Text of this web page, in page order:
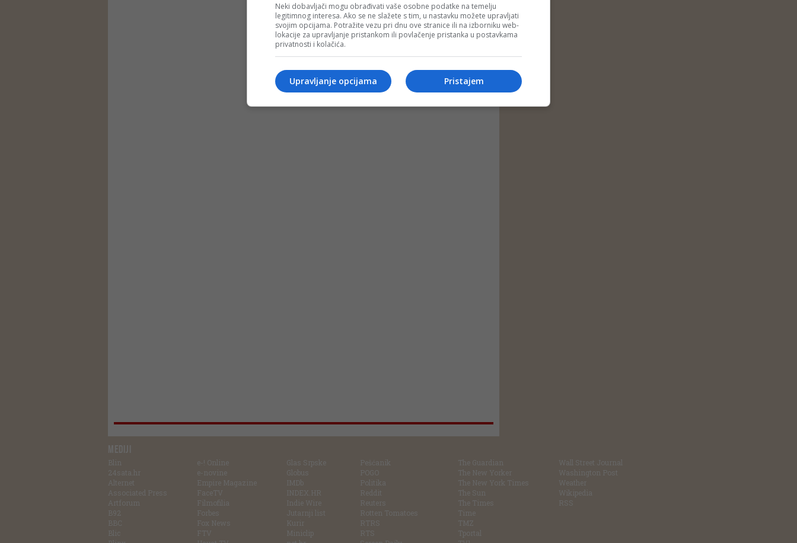
MEDIJI
Blin
24sata.hr
Alternet
Associated Press
Artforum
B92
BBC
Blic
e-! Online
e-novine
Empire Magazine
FaceTV
Filmofilia
Forbes
Fox News
FTV
Glas Srpske
Globus
IMDb
INDEX.HR
Indie Wire
Jutarnji list
Kurir
Miniclip
Pešćanik
POGO
Politika
Reddit
Reuters
Rotten Tomatoes
RTRS
RTS
The Guardian
The New Yorker
The New York Times
The Sun
The Times
Time
TMZ
Tportal
Wall Street Journal
Washington Post
Weather
Wikipedia
RSS
Neki dobavljači mogu obrađivati vaše osobne podatke na temelju
legitimnog interesa. Ako se ne slažete s tim, u nastavku možete upravljati
svojim opcijama. Potražite vezu pri dnu ove stranice ili na izborniku web-
lokacije za upravljanje pristankom ili povlačenje pristanka u postavkama
privatnosti i kolačića.
Pristajem
Upravljanje opcijama